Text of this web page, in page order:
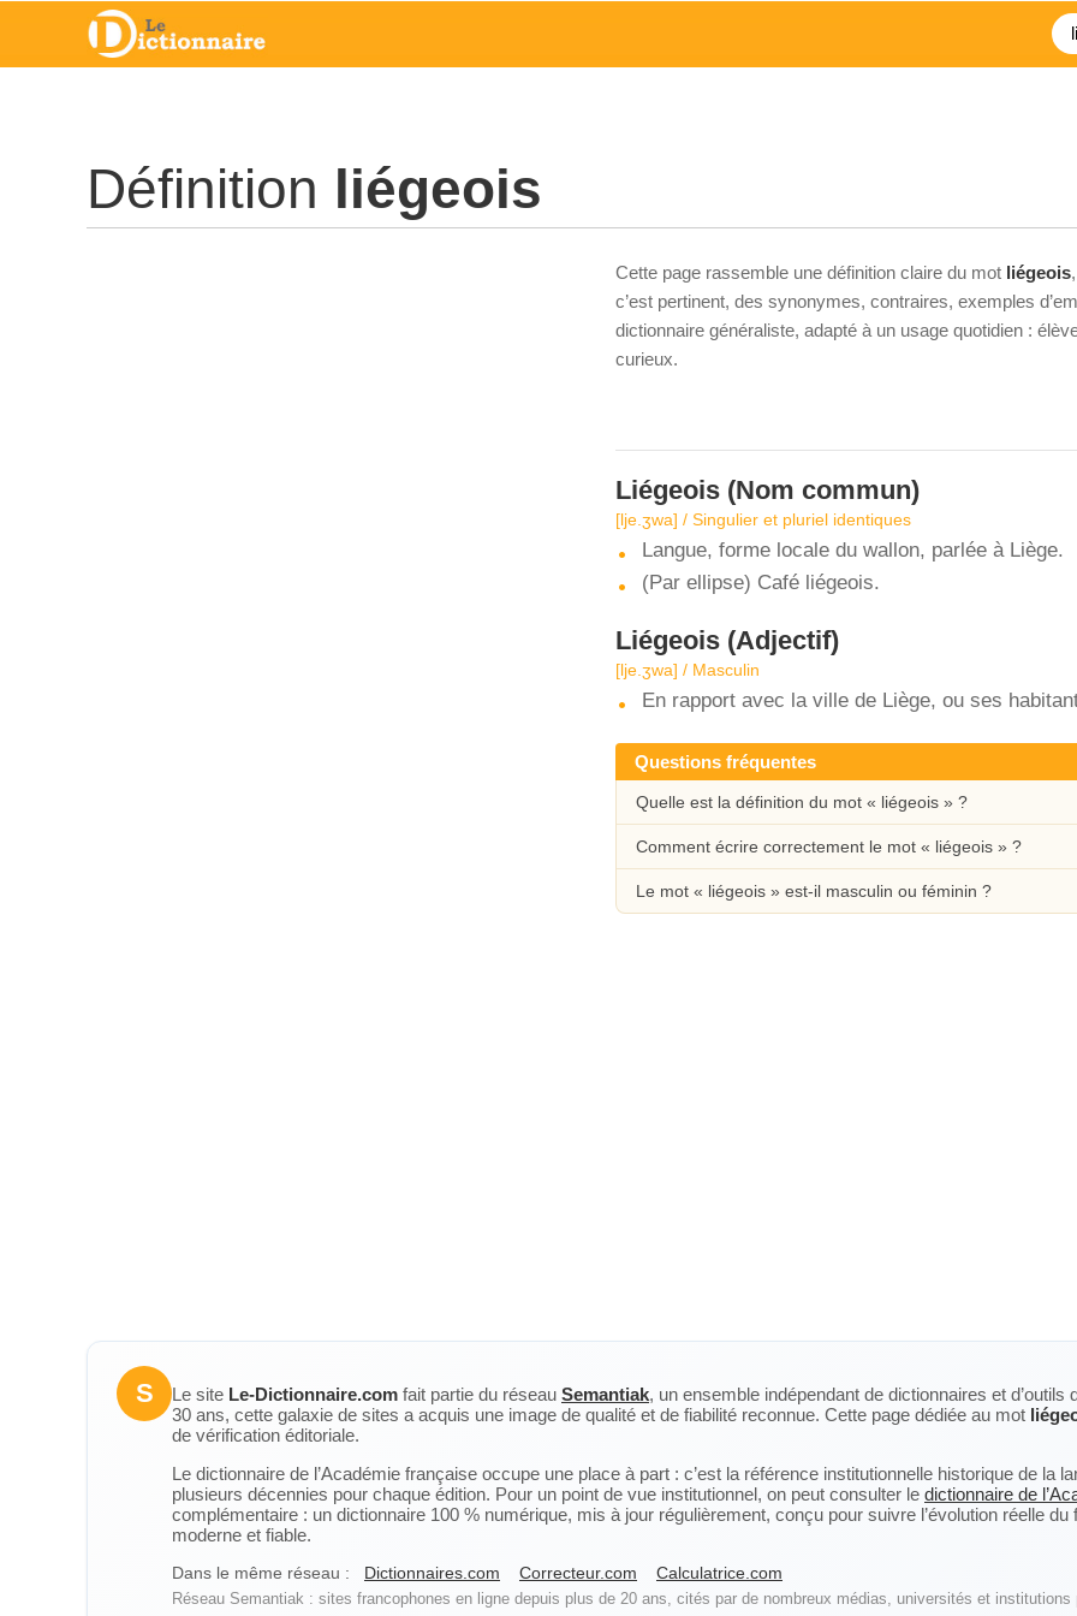
Définition liégeois
Cette page rassemble une définition claire du mot liégeois
c’est pertinent, des synonymes, contraires, exemples
dictionnaire généraliste, adapté à un usage quotidien :
curieux.
Liégeois (Nom commun)
[lje.ʒwa] / Singulier et pluriel identiques
Langue, forme locale du wallon, parlée à Liège.
(Par ellipse) Café liégeois.
Liégeois (Adjectif)
[lje.ʒwa] / Masculin
En rapport avec la ville de Liège, ou ses
Questions fréquentes
Quelle est la définition du mot « liégeois » ?
Comment écrire correctement le mot « liégeois » ?
Le mot « liégeois » est-il masculin ou féminin ?
S Le site Le-Dictionnaire.com fait partie du réseau Semantiak, un ensemble indépendant de dictionnaires et
30 ans, cette galaxie de sites a acquis une image de qualité et de fiabilité reconnue. Cette page dédiée au mot
de vérification éditoriale.
Le dictionnaire de l’Académie française occupe une place à part : c’est la référence institutionnelle historique de la
plusieurs décennies pour chaque édition. Pour un point de vue institutionnel, on peut consulter le dictionnaire de
complémentaire : un dictionnaire 100 % numérique, mis à jour régulièrement, conçu pour suivre l’évolution réelle
moderne et fiable.
Dans le même réseau : Dictionnaires.com Correcteur.com Calculatrice.com
Réseau Semantiak : sites francophones en ligne depuis plus de 20 ans, cités par de nombreux médias, universités et institutions